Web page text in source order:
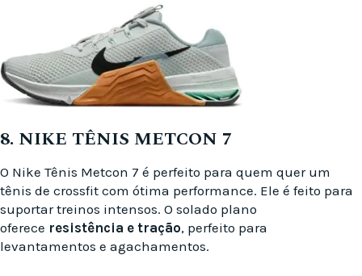
8. NIKE TÊNIS METCON 7
O Nike Tênis Metcon 7 é perfeito para quem quer um
tênis de crossfit com ótima performance. Ele é feito para
suportar treinos intensos. O solado plano
oferece resistência e tração, perfeito para
levantamentos e agachamentos.